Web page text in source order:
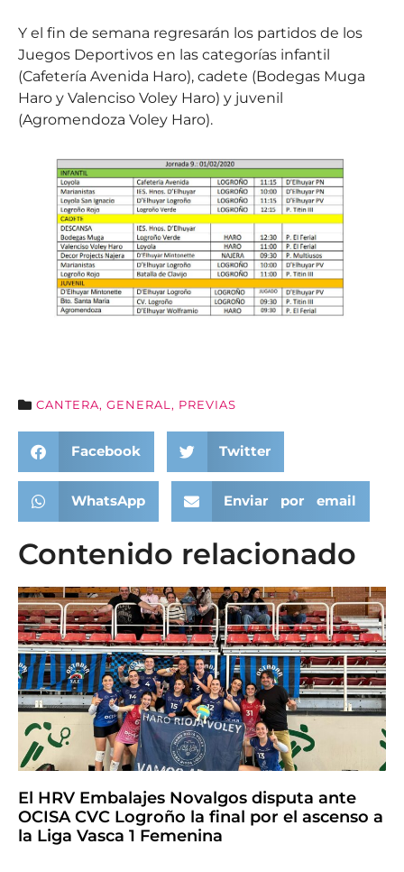
Y el fin de semana regresarán los partidos de los
Juegos Deportivos en las categorías infantil
(Cafetería Avenida Haro), cadete (Bodegas Muga
Haro y Valenciso Voley Haro) y juvenil
(Agromendoza Voley Haro).
CANTERA, GENERAL , PREVIAS
Facebook Twitter
WhatsApp Enviar por email
Contenido relacionado
El HRV Embalajes Novalgos disputa ante
OCISA CVC Logroño la final por el ascenso a
la Liga Vasca 1 Femenina